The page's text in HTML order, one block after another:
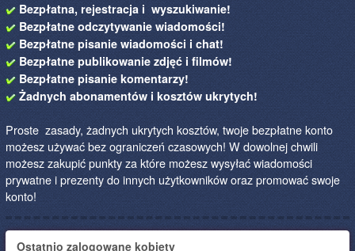
Bezpłatna, rejestracja i wyszukiwanie!
Bezpłatne odczytywanie wiadomości!
Bezpłatne pisanie wiadomości i chat!
Bezpłatne publikowanie zdjęć i filmów!
Bezpłatne pisanie komentarzy!
Żadnych abonamentów i kosztów ukrytych!
Proste zasady, żadnych ukrytych kosztów, twoje bezpłatne konto
możesz używać bez ograniczeń czasowych! W dowolnej chwili
możesz zakupić punkty za które możesz wysyłać wiadomości
prywatne i prezenty do innych użytkowników oraz promować swoje
konto!
Ostatnio zalogowane kobiety